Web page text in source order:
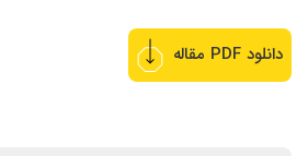
دانلود PDF مقاله